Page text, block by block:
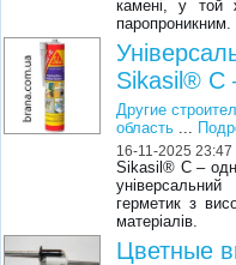
камені, у той
паропроникним.
Sikasil® C
Другие
область ...
16-11-2025 23:47
Sikasil® C –
герметик з
матеріалів.
Цветные